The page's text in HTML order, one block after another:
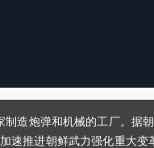
造炮弹和机械的工厂。据
推进朝鲜武力强化重大变